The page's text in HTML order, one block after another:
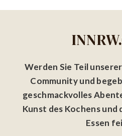
Werden Sie Teil
Community und
geschmackvolles
Kunst des Kochens und
Essen